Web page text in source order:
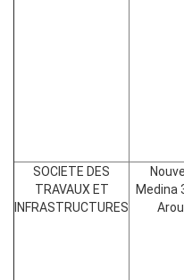
SOCIETE DES
TRAVAUX ET
INFRASTRUCTURES
Medina